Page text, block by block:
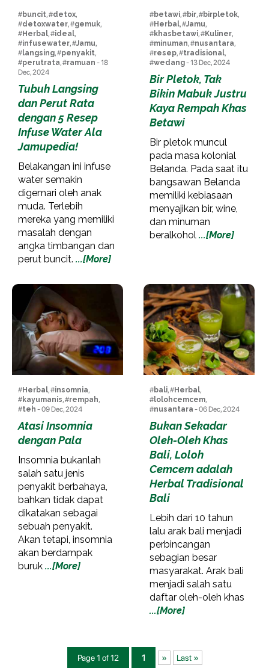
#buncit, #detox,
#detoxwater, #gemuk,
#Herbal, #ideal,
#infusewater, #Jamu,
#langsing, #penyakit,
#perutrata, #ramuan - 18
Dec, 2024
Tubuh Langsing
dan Perut Rata
dengan 5 Resep
Infuse Water Ala
Jamupedia!
Belakangan ini infuse
water semakin
digemari oleh anak
muda. Terlebih
mereka yang memiliki
masalah dengan
angka timbangan dan
perut buncit. ...[More]
#betawi, #bir, #birpletok,
#Herbal, #Jamu,
#khasbetawi, #Kuliner,
#minuman, #nusantara,
#resep, #tradisional,
#wedang- 13 Dec, 2024
Bir Pletok, Tak
Bikin Mabuk Justru
Kaya Rempah Khas
Betawi
Bir pletok muncul
pada masa kolonial
Belanda. Pada saat itu
bangsawan Belanda
memiliki kebiasaan
menyajikan bir, wine,
dan minuman
beralkohol ...[More]
#Herbal, #insomnia,
#kayumanis, #rempah,
#teh - 09 Dec, 2024
Atasi Insomnia
dengan Pala
Insomnia bukanlah
salah satu jenis
penyakit berbahaya,
bahkan tidak dapat
dikatakan sebagai
sebuah penyakit.
Akan tetapi, insomnia
akan berdampak
buruk ...[More]
#bali, #Herbal,
#lolohcemcem,
#nusantara - 06 Dec, 2024
Bukan Sekadar
Oleh-Oleh Khas
Bali, Loloh
Cemcem adalah
Herbal Tradisional
Bali
Lebih dari 10 tahun
lalu arak bali menjadi
perbincangan
sebagian besar
masyarakat. Arak bali
menjadi salah satu
daftar oleh-oleh khas
...[More]
Page 1 of 12 1 » Last »